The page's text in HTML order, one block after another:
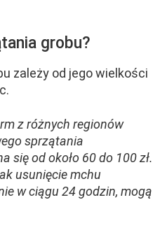
grobu?
zależy od jego wielkości
z różnych regionów
sprzątania
się od około 60 do 100 zł.
usunięcie mchu
w ciągu 24 godzin, mogą